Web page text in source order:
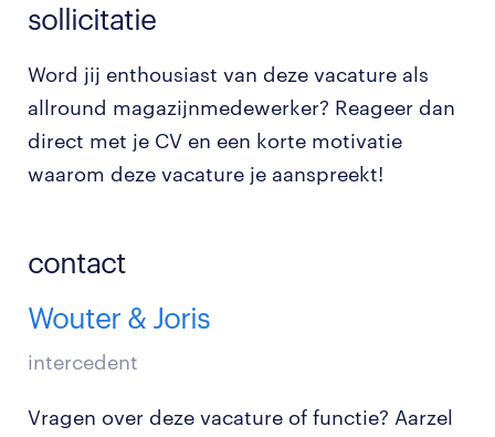
sollicitatie
Word jij enthousiast van deze vacature als
allround magazijnmedewerker? Reageer dan
direct met je CV en een korte motivatie
waarom deze vacature je aanspreekt!
contact
Wouter & Joris
intercedent
Vragen over deze vacature of functie? Aarzel